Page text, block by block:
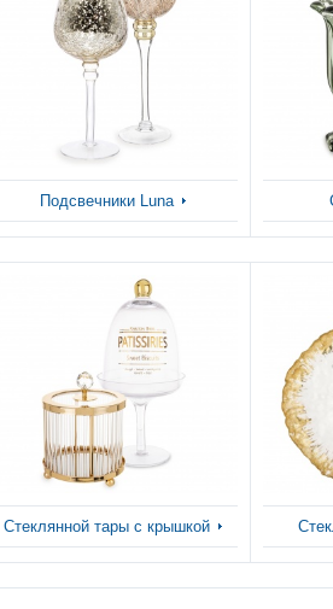
Подсвечники Luna
Стеклянной тары с крышкой